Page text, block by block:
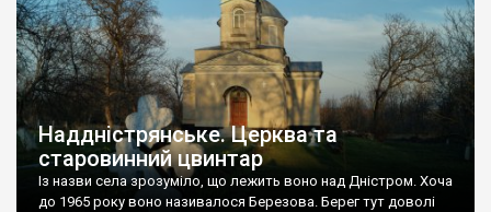
роках Болган […]
Наддністрянське. Церква та
старовинний цвинтар
Із назви села зрозуміло, що лежить воно над Дністром. Хоча
до 1965 року воно називалося Березова. Берег тут доволі